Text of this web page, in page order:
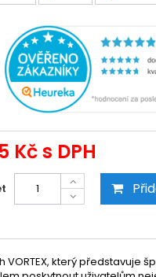
Kčs DPH
který představuje